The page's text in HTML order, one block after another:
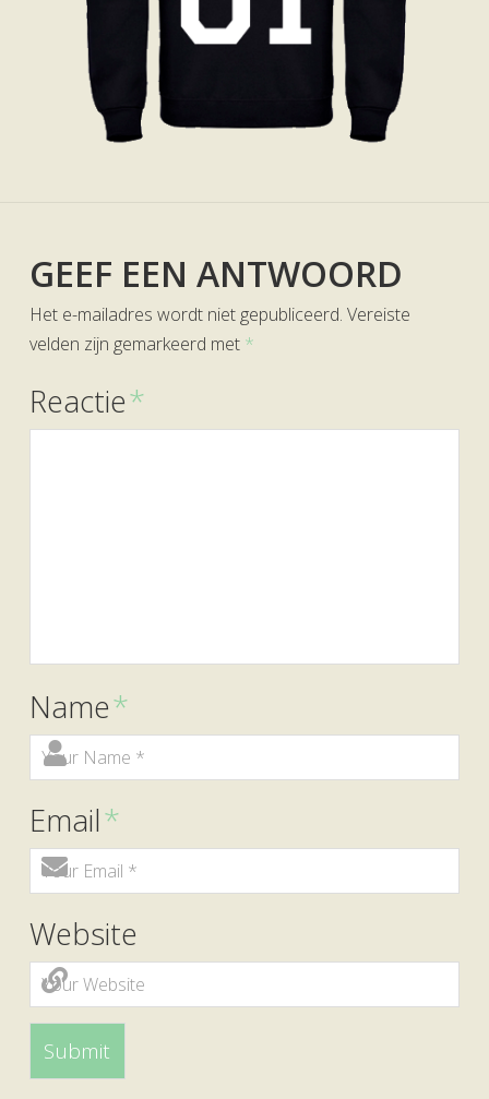
GEEF EEN ANTWOORD
Het e-mailadres wordt niet gepubliceerd. Vereiste
velden zijn gemarkeerd met *
Reactie*
Name*
Email*
Website